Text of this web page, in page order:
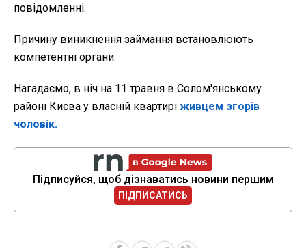
повідомленні.
Причину виникнення займання встановлюють
компетентні органи.
Нагадаємо, в ніч на 11 травня в Солом'янському
районі Києва у власній квартирі живцем згорів
чоловік.
Підписуйся, щоб дізнаватись новини першим
ПІДПИСАТИСЬ